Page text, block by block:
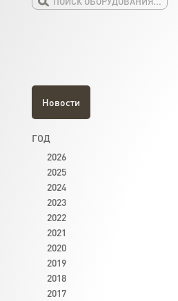
Новости
ГОД
2026
2025
2024
2023
2022
2021
2020
2019
2018
2017